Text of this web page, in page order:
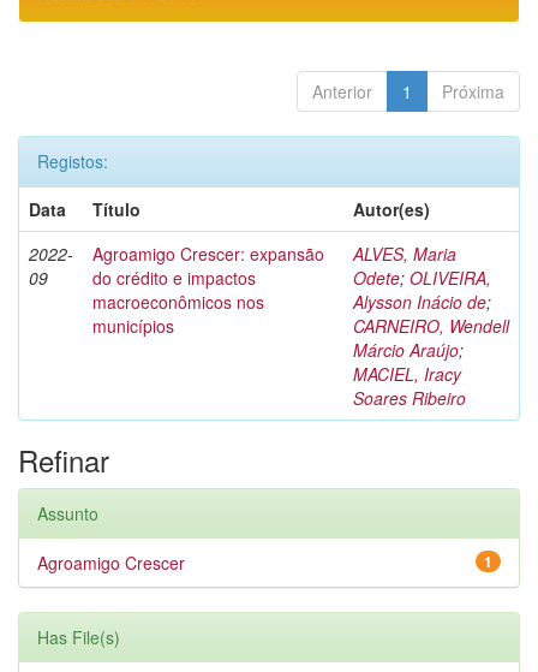
Anterior 1 Próxima
Registos:
Data
Título
Autor(es)
2022-
09
Agroamigo Crescer: expansão
do crédito e impactos
macroeconômicos nos
municípios
ALVES, Maria
Odete; OLIVEIRA,
Alysson Inácio de;
CARNEIRO, Wendell
Márcio Araújo;
MACIEL, Iracy
Soares Ribeiro
Refinar
Assunto
1
Agroamigo Crescer
Has File(s)